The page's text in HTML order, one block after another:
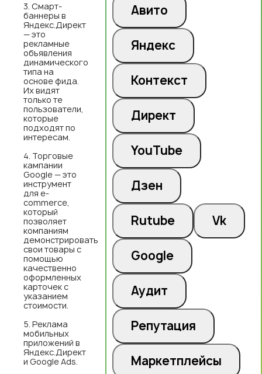
Авито
Яндекс
Контекст
Директ
YouTube
Дзен
Rutube Vk
Google
Аудит
Репутация
Маркетплейсы
Смарт-
баннеры в
Яндекс.Директ
— это
рекламные
объявления
динамического
типа на
основе фида.
Их видят
только те
пользователи,
которые
подходят по
интересам.
Торговые
кампании
Google — это
инструмент
для e-
commerce,
который
позволяет
компаниям
демонстрировать
свои товары с
помощью
качественно
оформленных
карточек с
указанием
стоимости.
Реклама
мобильных
приложений в
Яндекс.Директ
и Google Ads.